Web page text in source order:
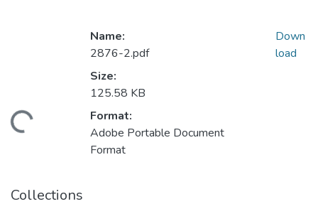
Name:
2876-2.pdf
Size:
125.58 KB
Format:
Adobe Portable Document
Format
Down
load
Collections